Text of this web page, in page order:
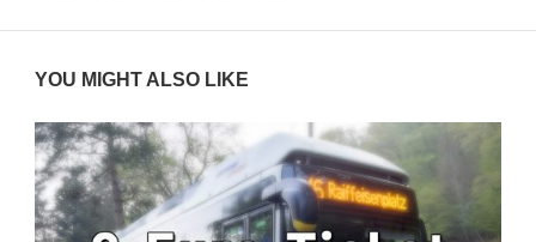
YOU MIGHT ALSO LIKE